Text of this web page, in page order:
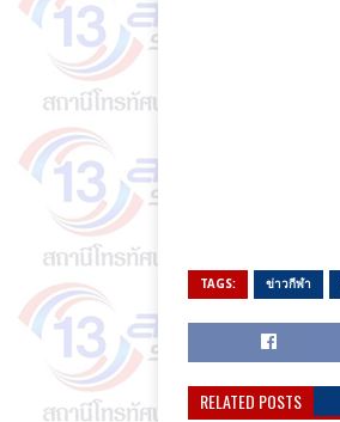
TAGS: ข่าวกีฬา
RELATED POSTS